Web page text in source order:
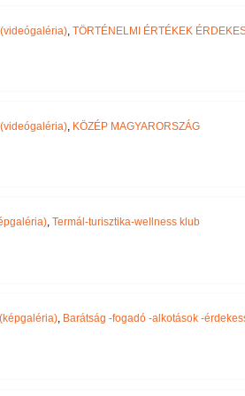
(videógaléria), TÖRTÉNELMI ÉRTÉKEK
(videógaléria), KÖZÉP MAGYARORSZÁG
, Termál-turisztika-wellness klub
, Barátság -fogadó -alkotások -